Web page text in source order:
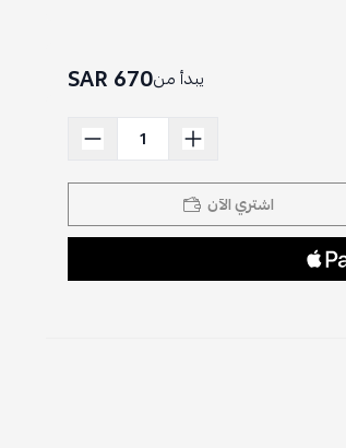
يبدأ من670 SAR
اشتري الآن